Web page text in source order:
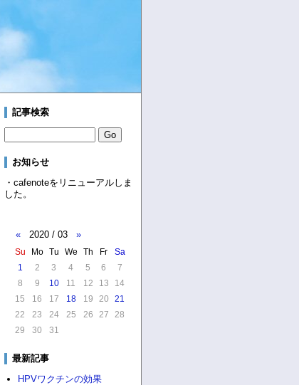
記事検索
お知らせ
・cafenoteをリニューアルしま
した。
« 2020 / 03 »
Su Mo Tu We Th Fr
Sa
1
2 3 4 5 6
7
8
9 10 11 12 13
14
15
16 17 18 19 20
21
22
23 24 25 26 27
28
29
30 31
最新記事
HPVワクチンの効果